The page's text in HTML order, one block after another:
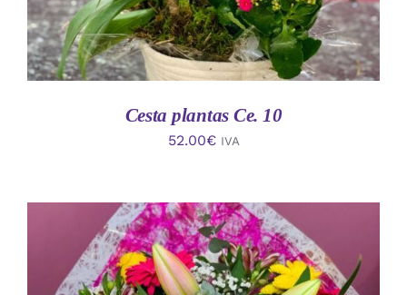
Cesta plantas Ce. 10
52.00€ IVA